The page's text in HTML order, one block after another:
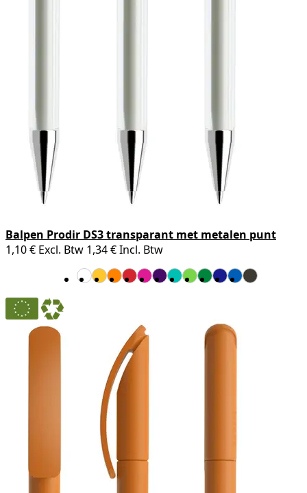
Balpen Prodir DS3 transparant met metalen punt
1,10 € Excl. Btw 1,34 €Incl. Btw